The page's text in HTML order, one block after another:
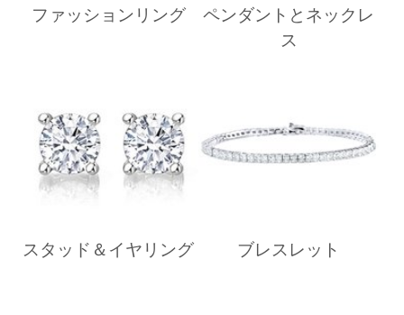
ファッションリング
ペンダントとネックレ
ス
スタッド＆イヤリング ブレスレット